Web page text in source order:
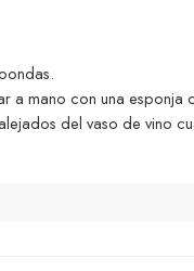
a mano con una esponja
del vaso de vino